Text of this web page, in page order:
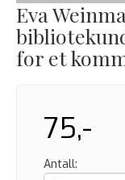
Eva
for et
75,-
Antall: